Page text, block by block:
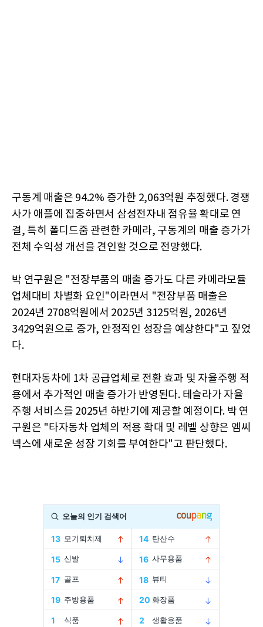
구동계 매출은 94.2% 증가한 2,063억원 추정했다. 경쟁
사가 애플에 집중하면서 삼성전자내 점유율 확대로 연
결, 특히 폴디드줌 관련한 카메라, 구동계의 매출 증가가
전체 수익성 개선을 견인할 것으로 전망했다.
박 연구원은 "전장부품의 매출 증가도 다른 카메라모듈
업체대비 차별화 요인"이라면서 "전장부품 매출은
2024년 2708억원에서 2025년 3125억원, 2026년
3429억원으로 증가, 안정적인 성장을 예상한다"고 짚었
다.
현대자동차에 1차 공급업체로 전환 효과 및 자율주행 적
용에서 추가적인 매출 증가가 반영된다. 테슬라가 자율
주행 서비스를 2025년 하반기에 제공할 예정이다. 박 연
구원은 "타자동차 업체의 적용 확대 및 레벨 상향은 엠씨
넥스에 새로운 성장 기회를 부여한다"고 판단했다.